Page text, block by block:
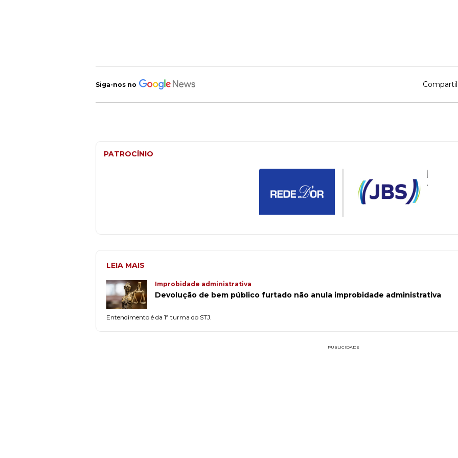
Siga-nos no
PATROCÍNIO
LEIA MAIS
Improbidade administrativa
Devolução de bem público furtado não anula improbidade administrativa
Entendimento é da 1ª turma do STJ.
PUBLICIDADE